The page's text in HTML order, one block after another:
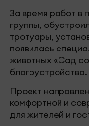
За время работ в
группы,
тротуары,
появилась
животных «Сад
благоустройства.
Проект
комфортной и
для жителей и